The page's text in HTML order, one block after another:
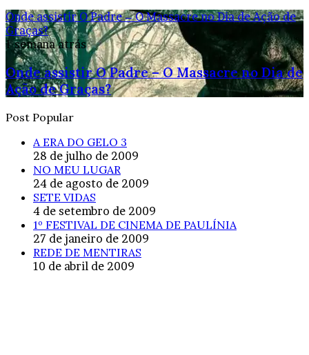
Onde assistir O Padre – O Massacre no Dia de Ação de
Graças?
1 semana atrás
Onde assistir O Padre – O Massacre no Dia de
Ação de Graças?
Post Popular
A ERA DO GELO 3
28 de julho de 2009
NO MEU LUGAR
24 de agosto de 2009
SETE VIDAS
4 de setembro de 2009
1º FESTIVAL DE CINEMA DE PAULÍNIA
27 de janeiro de 2009
REDE DE MENTIRAS
10 de abril de 2009